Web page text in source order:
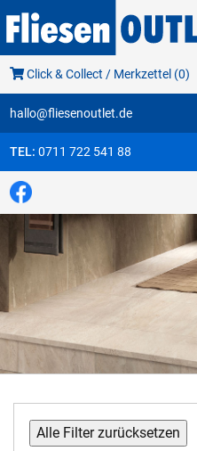
Click & Collect / Merkzettel (0)
hallo@fliesenoutlet.de
TEL: 0711 722 541 88
Alle Filter zurücksetzen